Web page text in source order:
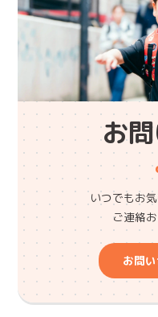
お
いつでもお
ご連絡
お問